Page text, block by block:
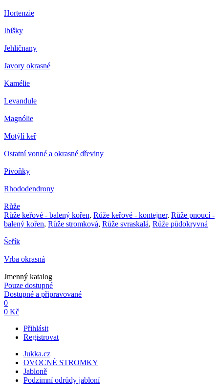
Hortenzie
Ibišky
Jehličnany
Javory okrasné
Kamélie
Levandule
Magnólie
Motýlí keř
Ostatní vonné a okrasné dřeviny
Pivoňky
Rhododendrony
Růže
Růže keřové - balený kořen, Růže keřové - kontejner, Růže pnoucí -
balený kořen, Růže stromková, Růže svraskalá, Růže půdokryvná
Šeřík
Vrba okrasná
Jmenný katalog
Pouze dostupné
Dostupné a připravované
0
0 Kč
Přihlásit
Registrovat
Jukka.cz
OVOCNÉ STROMKY
Jabloně
Podzimní odrůdy jabloní